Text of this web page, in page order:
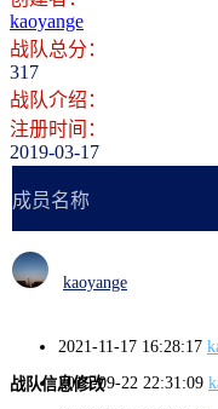
kaoyange
战队总分：
317
战队介绍：
注册时间：
2019-03-17
成员名称
kaoyange
2021-11-17 16:28:17
2019-09-22 22:31:09
战队信息修改